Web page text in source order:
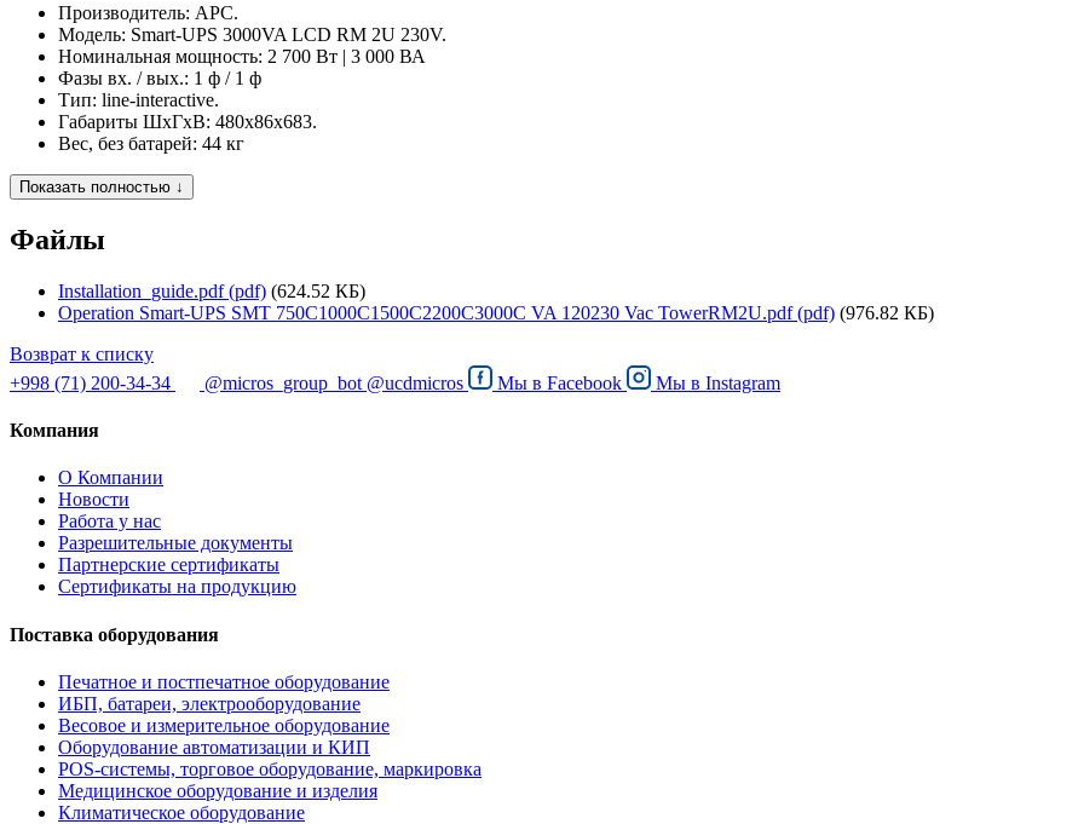
Производитель: APC.
Модель: Smart-UPS 3000VA LCD RM 2U 230V.
Номинальная мощность: 2 700 Вт | 3 000 ВА
Фазы вх. / вых.: 1 ф / 1 ф
Тип: line-interactive.
Габариты ШхГхВ: 480x86x683.
Вес, без батарей: 44 кг
Показать полностью ↓
Файлы
Installation_guide.pdf (pdf) (624.52 КБ)
Operation Smart-UPS SMT 750C1000C1500C2200C3000C VA 120230 Vac TowerRM2U.pdf (pdf) (976.82 КБ)
Возврат к списку
+998 (71) 200-34-34
@micros_group_bot @ucdmicros Мы в Facebook Мы в Instagram
Компания
О Компании
Новости
Работа у нас
Разрешительные документы
Партнерские сертификаты
Сертификаты на продукцию
Поставка оборудования
Печатное и постпечатное оборудование
ИБП, батареи, электрооборудование
Весовое и измерительное оборудование
Оборудование автоматизации и КИП
POS-системы, торговое оборудование, маркировка
Медицинское оборудование и изделия
Климатическое оборудование